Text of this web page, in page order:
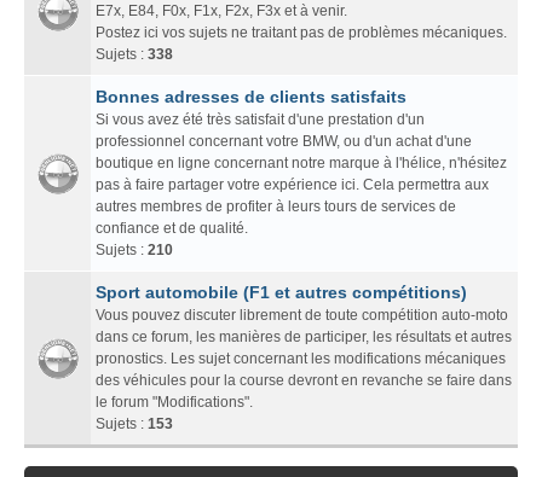
E7x, E84, F0x, F1x, F2x, F3x et à venir.
Postez ici vos sujets ne traitant pas de problèmes mécaniques.
Sujets : 338
Bonnes adresses de clients satisfaits
Si vous avez été très satisfait d'une prestation d'un
professionnel concernant votre BMW, ou d'un achat d'une
boutique en ligne concernant notre marque à l'hélice, n'hésitez
pas à faire partager votre expérience ici. Cela permettra aux
autres membres de profiter à leurs tours de services de
confiance et de qualité.
Sujets : 210
Sport automobile (F1 et autres compétitions)
Vous pouvez discuter librement de toute compétition auto-moto
dans ce forum, les manières de participer, les résultats et autres
pronostics. Les sujet concernant les modifications mécaniques
des véhicules pour la course devront en revanche se faire dans
le forum "Modifications".
Sujets : 153